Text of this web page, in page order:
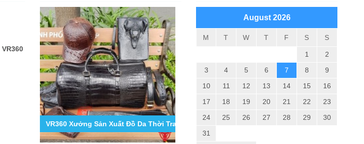
VR360
Da Cá Sấu Iphone 11,12,13,14...
VR360 Xưởng Sản Xuất Đồ Da Thời Trang Cho Nam Tốt Nhất...
August 2026
M T W T F S S
1
2
3
4 5 6 7 8
9
10
11 12 13 14 15
16
17
18 19 20 21 22
23
24
25 26 27 28 29
30
31